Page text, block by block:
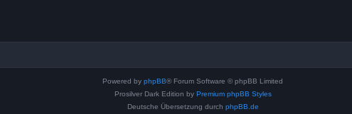
Powered by phpBB® Forum Software © phpBB Limited
Prosilver Dark Edition by Premium phpBB Styles
Deutsche Übersetzung durch phpBB.de